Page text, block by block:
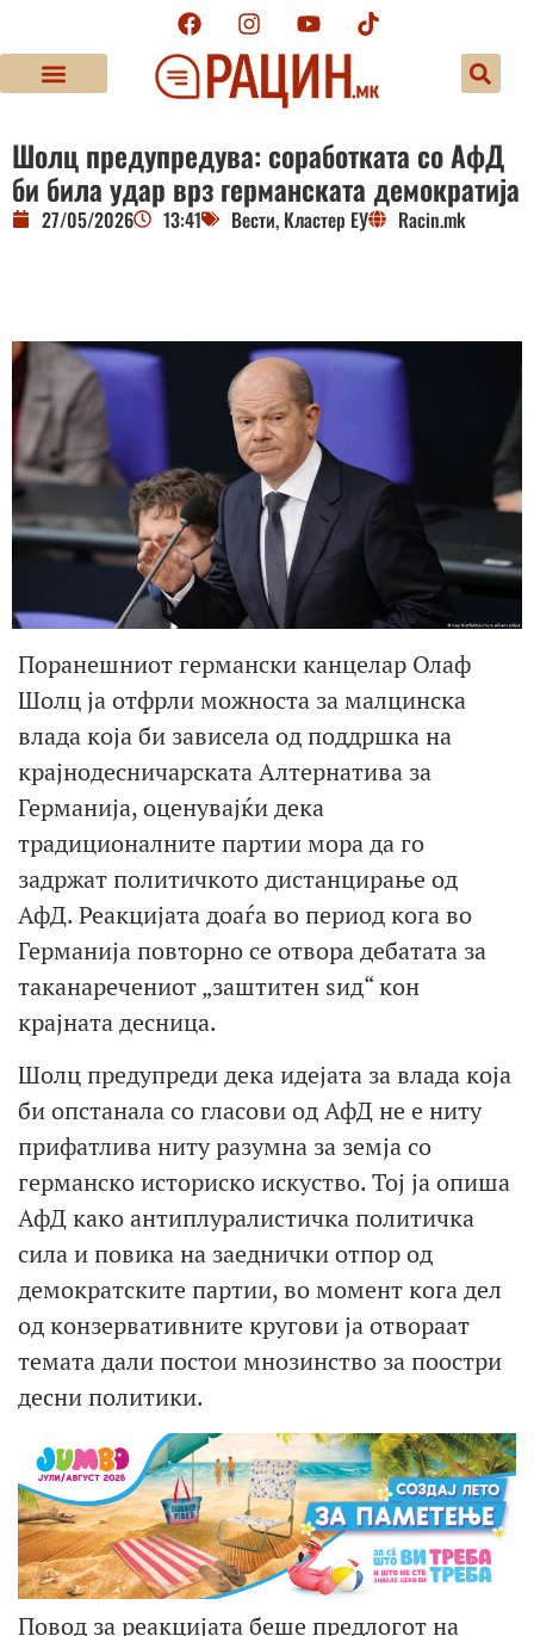
Шолц предупредува: соработката со АфД
би била удар врз германската демократија
27/05/2026 13:41 Вести, Кластер ЕУ Racin.mk
Поранешниот германски канцелар Олаф
Шолц ја отфрли можноста за малцинска
влада која би зависела од поддршка на
крајнодесничарската Алтернатива за
Германија, оценувајќи дека
традиционалните партии мора да го
задржат политичкото дистанцирање од
АфД. Реакцијата доаѓа во период кога во
Германија повторно се отвора дебатата за
таканаречениот „заштитен ѕид“ кон
крајната десница.
Шолц предупреди дека идејата за влада која
би опстанала со гласови од АфД не е ниту
прифатлива ниту разумна за земја со
германско историско искуство. Тој ја опиша
АфД како антиплуралистичка политичка
сила и повика на заеднички отпор од
демократските партии, во момент кога дел
од конзервативните кругови ја отвораат
темата дали постои мнозинство за поостри
десни политики.
Повод за реакцијата беше предлогот на